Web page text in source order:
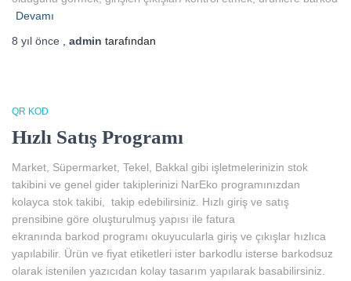
Devamı
8 yıl önce admin tarafından
QR KOD
Hızlı Satış Programı
Market, Süpermarket, Tekel, Bakkal gibi işletmelerinizin stok
takibini ve genel gider takiplerinizi NarEko programınızdan
kolayca stok takibi, takip edebilirsiniz. Hızlı giriş ve satış
prensibine göre oluşturulmuş yapısı ile fatura
ekranında barkod programı okuyucularla giriş ve çıkışlar hızlıca
yapılabilir. Ürün ve fiyat etiketleri ister barkodlu isterse barkodsuz
olarak istenilen yazıcıdan kolay tasarım yapılarak basabilirsiniz.